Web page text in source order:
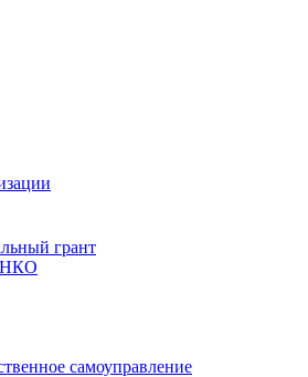
грант
НКО
самоуправление